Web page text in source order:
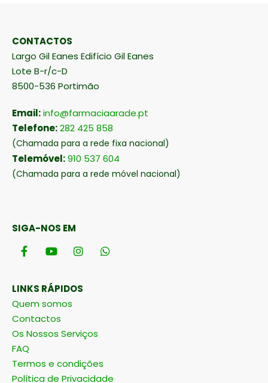
CONTACTOS
Largo Gil Eanes Edifício Gil Eanes
Lote B-r/c-D
8500-536 Portimão
Email:info@farmaciaarade.pt
Telefone:282 425 858
(Chamada para a rede fixa nacional)
Telemóvel:910 537 604
(Chamada para a rede móvel nacional)
SIGA-NOS EM
LINKS RÁPIDOS
Quem somos
Contactos
Os Nossos Serviços
FAQ
Termos e condições
Política de Privacidade